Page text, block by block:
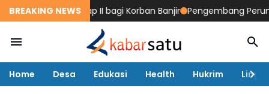
BREAKING NEWS
Stimulan Tahap II bagi Korban Banjir Pengembang
Home Desa Edukasi Health Hukrim